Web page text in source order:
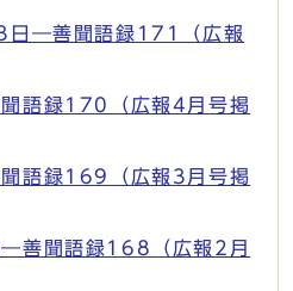
3日―善聞語録171（広報
語録170（広報4月号掲
語録169（広報3月号掲
―善聞語録168（広報2月